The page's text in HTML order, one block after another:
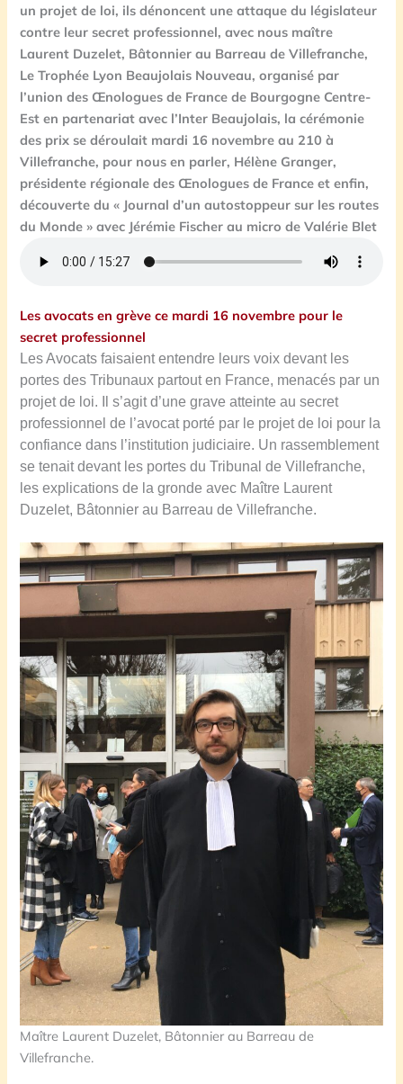
un projet de loi, ils dénoncent une attaque du législateur
contre leur secret professionnel, avec nous maître
Laurent Duzelet, Bâtonnier au Barreau de Villefranche,
Le Trophée Lyon Beaujolais Nouveau, organisé par
l’union des Œnologues de France de Bourgogne Centre-
Est en partenariat avec l’Inter Beaujolais, la cérémonie
des prix se déroulait mardi 16 novembre au 210 à
Villefranche, pour nous en parler, Hélène Granger,
présidente régionale des Œnologues de France et enfin,
découverte du « Journal d’un autostoppeur sur les routes
du Monde » avec Jérémie Fischer au micro de Valérie Blet
Les avocats en grève ce mardi 16 novembre pour le
secret professionnel
Les Avocats faisaient entendre leurs voix devant les
portes des Tribunaux partout en France, menacés par un
projet de loi. Il s’agit d’une grave atteinte au secret
professionnel de l’avocat porté par le projet de loi pour la
confiance dans l’institution judiciaire. Un rassemblement
se tenait devant les portes du Tribunal de Villefranche,
les explications de la gronde avec Maître Laurent
Duzelet, Bâtonnier au Barreau de Villefranche.
Maître Laurent Duzelet, Bâtonnier au Barreau de
Villefranche.